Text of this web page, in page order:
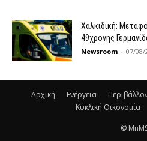
Χαλκιδική:
49χρονης
Newsroom - 07/08/
Αρχική Ενέργεια
Κυκλική Οικονομία
©